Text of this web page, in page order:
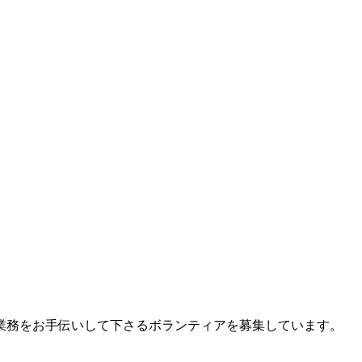
をお手伝いして下さるボランティアを募集しています。